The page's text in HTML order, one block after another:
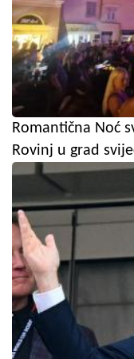
Romantična Noć
Rovinj u grad